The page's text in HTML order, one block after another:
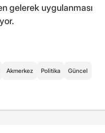
gelerek uygulanması
Akmerkez Politika Güncel